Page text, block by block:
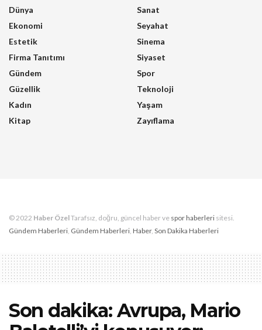
Dünya
Ekonomi
Estetik
Firma Tanıtımı
Gündem
Güzellik
Kadın
Kitap
Sanat
Seyahat
Sinema
Siyaset
Spor
Teknoloji
Yaşam
Zayıflama
© 2022 Haber ÖzelTarafsız, doğru, güncel haber ve spor haberleri sitesi.
Gündem Haberleri, Gündem Haberleri, Haber, Son Dakika Haberleri
Son dakika: Avrupa, Mario